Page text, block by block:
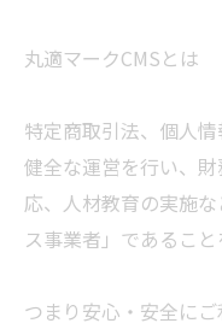
丸適マークCMSとは
特定商取引法、個人
健全な運営を行い、
応、人材教育の実施
ス事業者」であること
つまり安心・安全にご